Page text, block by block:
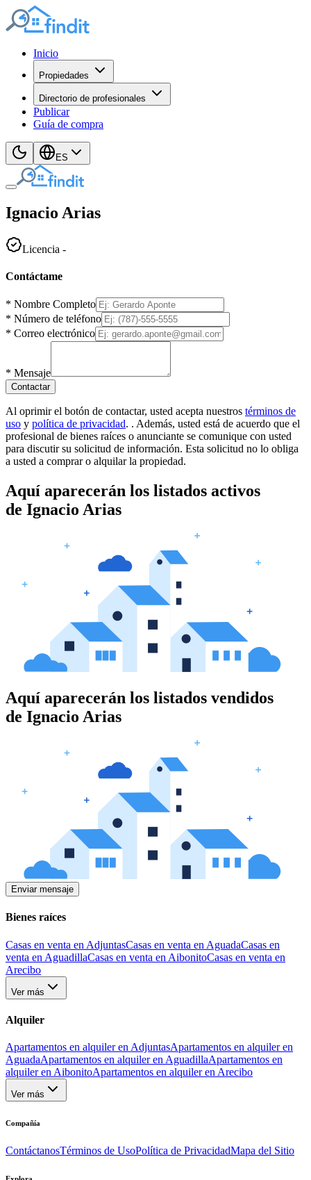
Inicio
Propiedades
Directorio de profesionales
Publicar
Guía de compra
ES
Ignacio Arias
Licencia -
Contáctame
* Nombre Completo
* Número de teléfono
* Correo electrónico
* Mensaje
Contactar
Al oprimir el botón de contactar, usted acepta nuestros términos de
uso y política de privacidad. . Además, usted está de acuerdo que el
profesional de bienes raíces o anunciante se comunique con usted
para discutir su solicitud de información. Esta solicitud no lo obliga
a usted a comprar o alquilar la propiedad.
Aquí aparecerán los listados activos
de Ignacio Arias
Aquí aparecerán los listados vendidos
de Ignacio Arias
Enviar mensaje
Bienes raíces
Casas en venta en AdjuntasCasas en venta en AguadaCasas en
venta en AguadillaCasas en venta en AibonitoCasas en venta en
Arecibo
Ver más
Alquiler
Apartamentos en alquiler en AdjuntasApartamentos en alquiler en
AguadaApartamentos en alquiler en AguadillaApartamentos en
alquiler en AibonitoApartamentos en alquiler en Arecibo
Ver más
Compañía
ContáctanosTérminos de UsoPolítica de PrivacidadMapa del Sitio